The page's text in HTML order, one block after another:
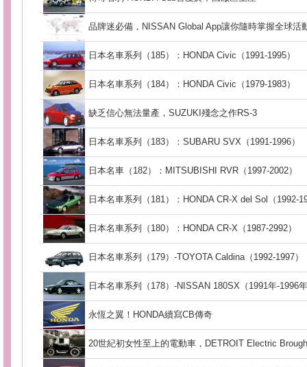
品牌迷必備，NISSAN Global App讓你隨時掌握全球活
日本名車系列（185）：HONDA Civic（1991-1995）
日本名車系列（184）：HONDA Civic（1979-1983）
缺乏信心無法量產，SUZUKI殘念之作RS-3
日本名車系列（183）：SUBARU SVX（1991-1996）
日本名車（182）：MITSUBISHI RVR（1997-2002）
日本名車系列（181）：HONDA CR-X del Sol（1992-
日本名車系列（180）：HONDA CR-X（1987-2992）
日本名車系列（179）-TOYOTA Caldina（1992-1997）
日本名車系列（178）-NISSAN 180SX（1991年-1996
永恆之翼！HONDA續寫CB傳奇
20世紀初女性至上的電動車，DETROIT Electric